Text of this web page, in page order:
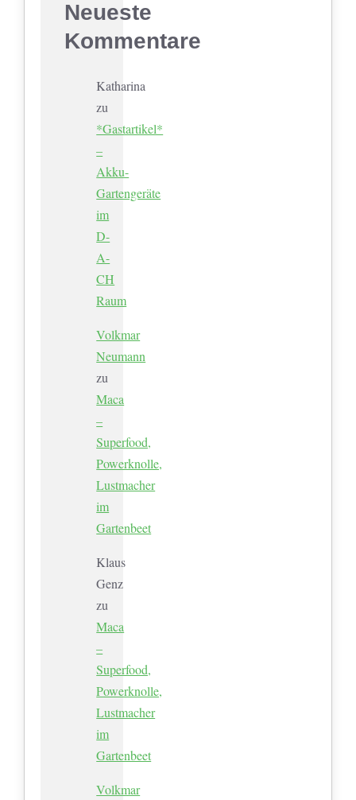
Neueste
Kommentare
Katharina
zu
*Gastartikel*
–
Akku-
Gartengeräte
im
D-
A-
CH
Raum
Volkmar
Neumann
zu
Maca
–
Superfood,
Powerknolle,
Lustmacher
im
Gartenbeet
Klaus
Genz
zu
Maca
–
Superfood,
Powerknolle,
Lustmacher
im
Gartenbeet
Volkmar